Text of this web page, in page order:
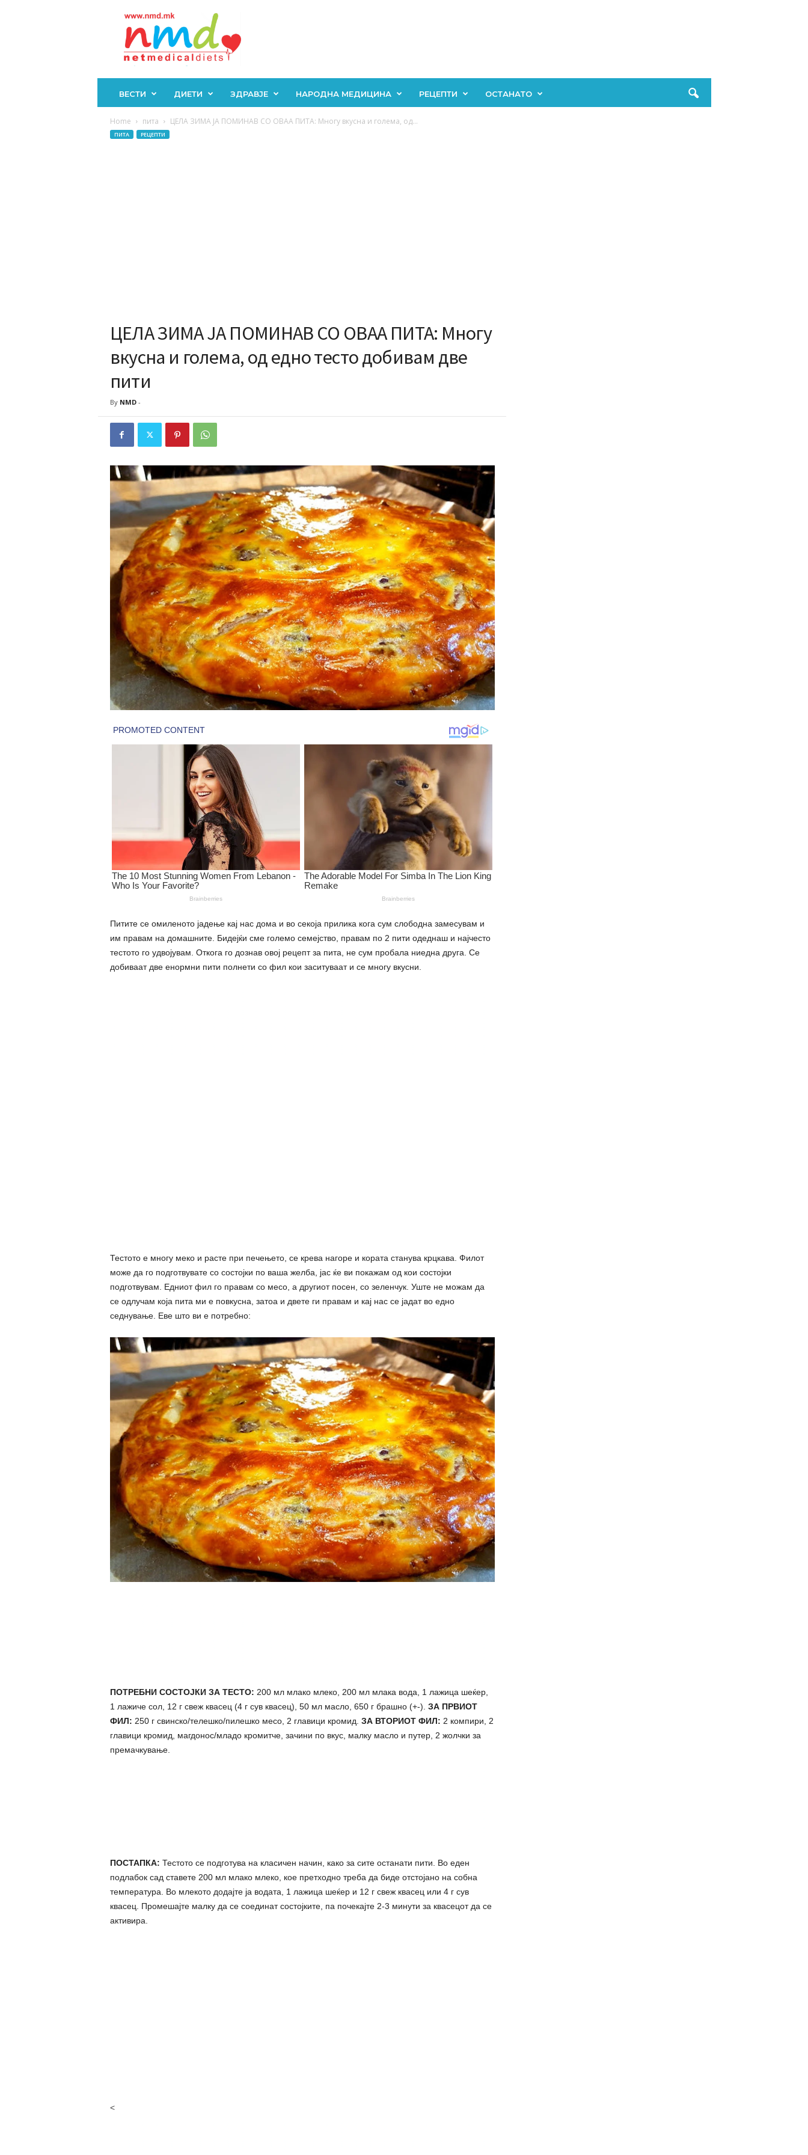
ВЕСТИ ДИЕТИ ЗДРАВЈЕ НАРОДНА МЕДИЦИНА РЕЦЕПТИ ОСТАНАТО
Home пита ЦЕЛА ЗИМА ЈА ПОМИНАВ СО ОВАА ПИТА: Многу вкусна и голема, од...
ПИТА РЕЦЕПТИ
ЦЕЛА ЗИМА ЈА ПОМИНАВ СО ОВАА ПИТА: Многу
вкусна и голема, од едно тесто добивам две
пити
By NMD-
Питите се омиленото јадење кај нас дома и во секоја прилика кога сум слободна замесувам и
им правам на домашните. Бидејќи сме големо семејство, правам по 2 пити одеднаш и најчесто
тестото го удвојувам. Откога го дознав овој рецепт за пита, не сум пробала ниедна друга. Се
добиваат две енормни пити полнети со фил кои заситуваат и се многу вкусни.
Тестото е многу меко и расте при печењето, се крева нагоре и кората станува крцкава. Филот
може да го подготвувате со состојки по ваша желба, јас ќе ви покажам од кои состојки
подготвувам. Едниот фил го правам со месо, а другиот посен, со зеленчук. Уште не можам да
се одлучам која пита ми е повкусна, затоа и двете ги правам и кај нас се јадат во едно
седнување. Еве што ви е потребно:
ПОТРЕБНИ СОСТОЈКИ ЗА ТЕСТО: 200 мл млако млеко, 200 мл млака вода, 1 лажица шеќер,
1 лажиче сол, 12 г свеж квасец (4 г сув квасец), 50 мл масло, 650 г брашно (+-). ЗА ПРВИОТ
ФИЛ: 250 г свинско/телешко/пилешко месо, 2 главици кромид. ЗА ВТОРИОТ ФИЛ: 2 компири, 2
главици кромид, магдонос/младо кромитче, зачини по вкус, малку масло и путер, 2 жолчки за
премачкување.
ПОСТАПКА: Тестото се подготува на класичен начин, како за сите останати пити. Во еден
подлабок сад ставете 200 мл млако млеко, кое претходно треба да биде отстојано на собна
температура. Во млекото додајте ја водата, 1 лажица шеќер и 12 г свеж квасец или 4 г сув
квасец. Промешајте малку да се соединат состојките, па почекајте 2-3 минути за квасецот да се
активира.
<